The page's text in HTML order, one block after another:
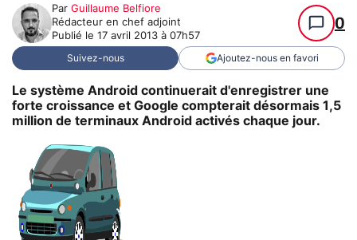
Par Guillaume Belfiore
Rédacteur en chef adjoint
Publié le 17 avril 2013 à 07h57
0
Suivez-nous Ajoutez-nous en favori
Le système Android continuerait d'enregistrer une
forte croissance et Google compterait désormais 1,5
million de terminaux Android activés chaque jour.